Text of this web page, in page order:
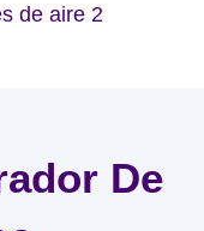
De